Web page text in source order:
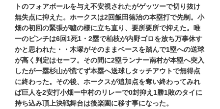
トのフォアボールを与え不安視されたがゲッツーで切り抜け
無失点に抑えた。ホークスは2回飯田徳治の本塁打で先制。小
畑の初回の緊張が噓の様に立ち直り、要所要所で抑えた。唯
一のピンチは6回1死1・2塁で柏枝が内野ゴロを放ち万事休す
かと思われた・・木塚がそのままベースを踏んで1塁への送球
が高く判定はセーフ。その間に2塁ランナー南村が本塁へ突入
したが一塁杉山が慌てず本塁へ送球しタッチアウトで無得点
に終わった。その後、ホークスが追加点を奪い終わってみれ
ば巨人を2安打小畑ー中村のリレーで0封抑え1勝1敗のタイに
持ち込み頂上決戦舞台は後楽園に移す事になった。